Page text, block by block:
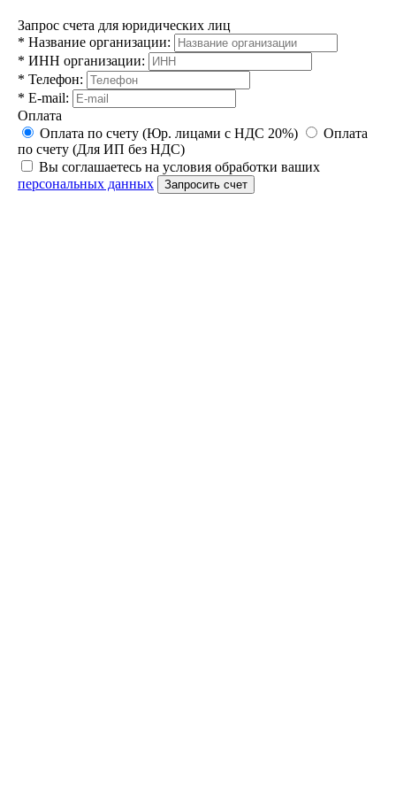
Запрос счета для юридических лиц
* Название организации:
* ИНН организации:
* Телефон:
* E-mail:
Оплата
Оплата по счету (Юр. лицами с НДС 20%)
Оплата
по счету (Для ИП без НДС)
Вы соглашаетесь на условия обработки ваших
персональных данных